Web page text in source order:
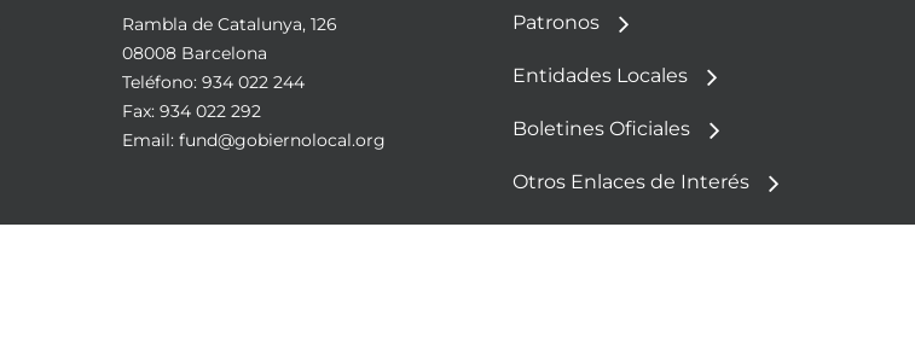
Rambla de Catalunya, 126
08008 Barcelona
Teléfono: 934 022 244
Fax: 934 022 292
Email: fund@gobiernolocal.org
Patronos
Entidades Locales
Boletines Oficiales
Otros Enlaces de Interés